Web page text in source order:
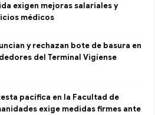
exigen mejoras salariales y
médicos
y rechazan bote de basura en
del Terminal Vigíense
pacífica en la Facultad de
exige medidas firmes ante